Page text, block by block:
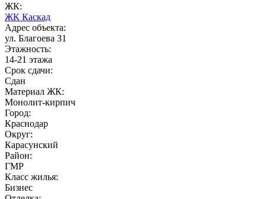
ЖК:
ЖК Каскад
Адрес объекта:
ул. Благоева 31
Этажность:
14-21 этажа
Срок сдачи:
Сдан
Материал ЖК:
Монолит-кирпич
Город:
Краснодар
Округ:
Карасунский
Район:
ГМР
Класс жилья:
Бизнес